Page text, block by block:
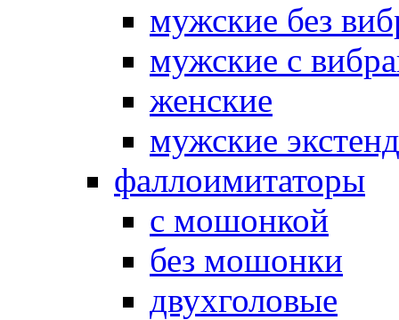
мужские без
мужские с
женские
мужские
фаллоимитаторы
с мошонкой
без мошонки
двухголовые